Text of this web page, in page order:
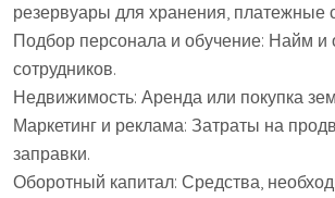
резервуары для хранения, платежные
Подбор персонала и обучение: Найм и
сотрудников.
Недвижимость: Аренда или покупка
Маркетинг и реклама: Затраты на
заправки.
Оборотный капитал: Средства,